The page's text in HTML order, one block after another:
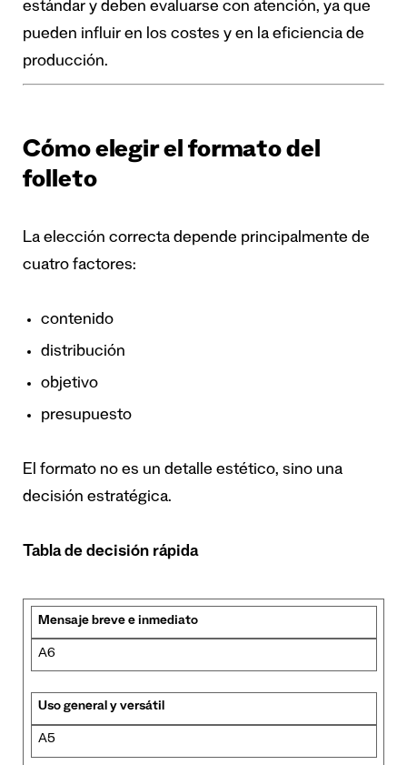
estándar y deben evaluarse con atención, ya que
pueden influir en los costes y en la eficiencia de
producción.
Cómo elegir el formato del
folleto
La elección correcta depende principalmente de
cuatro factores:
contenido
distribución
objetivo
presupuesto
El formato no es un detalle estético, sino una
decisión estratégica.
Tabla de decisión rápida
Mensaje breve e inmediato
A6
Uso general y versátil
A5